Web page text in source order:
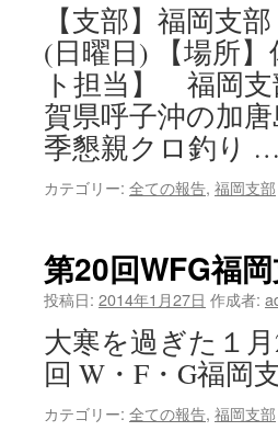
【支部】福岡支
(日曜日) 【場所
ト担当】 福岡
賀県呼子沖の加
季懇親クロ釣り …
カテゴリー: 全ての報告, 福岡支部
第20回WFG福
投稿日: 2014年1月27日 作成者:
大寒を過ぎた１
回 W・F・G福岡
カテゴリー: 全ての報告, 福岡支部